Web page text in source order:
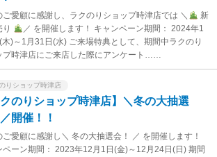
ご愛顧に感謝し、ラクのりショップ時津店では ＼
新
／ を開催します！ キャンペーン期間： 2024年1
木)～1月31日(水) ご来場特典として、期間中ラクのり
プ時津店にご来店した際にアンケート……
りショップ時津店
クのりショップ時津店】＼冬の大抽選
開催！！
ご愛顧に感謝し＼ 冬の大抽選会！ ／ を開催します！
ペーン期間： 2023年12月1日(金)～12月24日(日) 期間